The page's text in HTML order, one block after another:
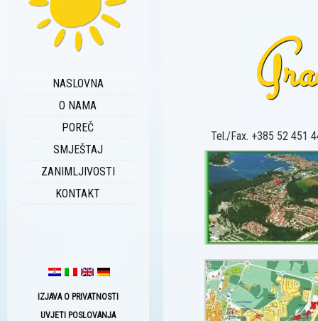
NASLOVNA
O NAMA
POREČ
SMJEŠTAJ
ZANIMLJIVOSTI
KONTAKT
IZJAVA O PRIVATNOSTI
UVJETI POSLOVANJA
Tel./Fax. +385 52 451